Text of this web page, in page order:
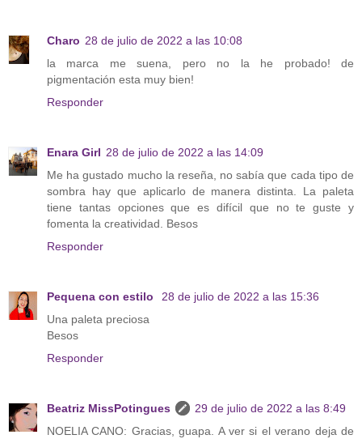
Charo 28 de julio de 2022 a las 10:08
la marca me suena, pero no la he probado! de
pigmentación esta muy bien!
Responder
Enara Girl 28 de julio de 2022 a las 14:09
Me ha gustado mucho la reseña, no sabía que cada tipo de
sombra hay que aplicarlo de manera distinta. La paleta
tiene tantas opciones que es difícil que no te guste y
fomenta la creatividad. Besos
Responder
Pequena con estilo
28 de julio de 2022 a las 15:36
Una paleta preciosa
Besos
Responder
Beatriz MissPotingues
29 de julio de 2022 a las 8:49
NOELIA CANO: Gracias, guapa. A ver si el verano deja de